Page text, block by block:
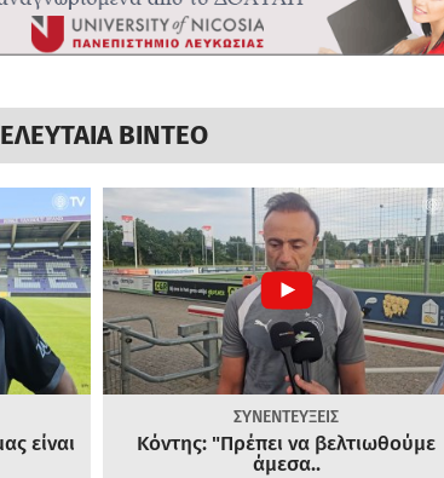
ΒΙΝΤΕΟ
είναι
ΣΥΝΕΝΤΕΥΞΕΙΣ
Κόντης: "Πρέπει να βελτιωθούμε
άμεσα..